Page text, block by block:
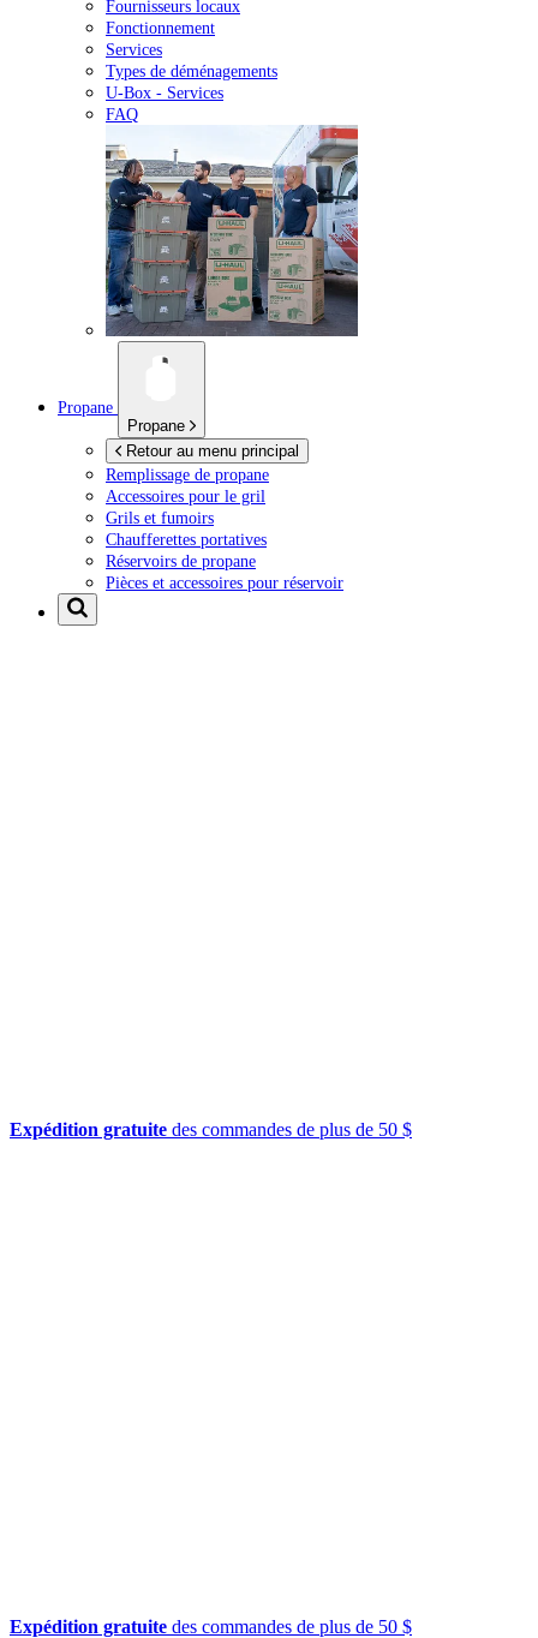
Fournisseurs locaux
Fonctionnement
Services
Types de déménagements
U-Box - Services
FAQ
Propane
Propane
Retour au menu principal
Remplissage de propane
Accessoires pour le gril
Grils et fumoirs
Chaufferettes portatives
Réservoirs de propane
Pièces et accessoires pour réservoir
Expédition gratuite des commandes de plus de 50 $
Expédition gratuite des commandes de plus de 50 $